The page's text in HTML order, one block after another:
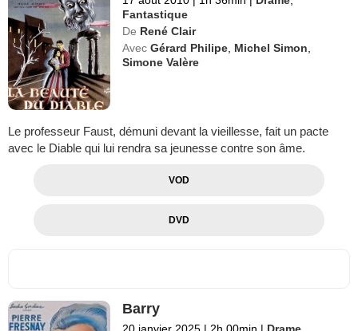
Fantastique
De René Clair
Avec Gérard Philipe Michel Simon
Simone Valère
Le professeur Faust, démuni devant la vieillesse, fait un pacte
avec le Diable qui lui rendra sa jeunesse contre son âme.
VOD
DVD
Barry